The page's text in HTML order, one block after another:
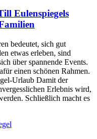
Eulenspiegels
bedeutet, sich gut
etwas erleben, sind
über spannende Events.
einen schönen Rahmen.
Urlaub Damit der
Erlebnis wird,
Schließlich macht es